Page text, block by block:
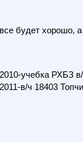
все будет хорошо,
2010-учебка РХБЗ
2011-в/ч 18403